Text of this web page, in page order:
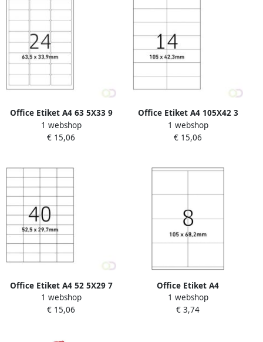
Office Etiket A4 63 5X33 9
24X O-HK OC
1 webshop
€ 15,06
Office Etiket A4 105X42 3
14X
1 webshop
€ 15,06
Office Etiket A4 52 5X29 7
40X
1 webshop
€ 15,06
Office Etiket A4
105x68.2mm 8 vel
1 webshop
€ 3,74